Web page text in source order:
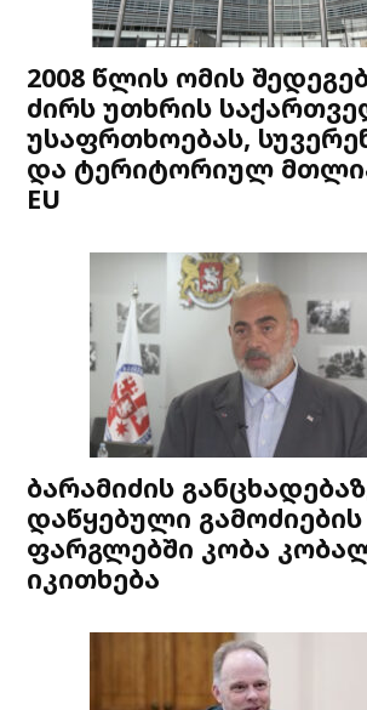
2008 წლის ომის
ძირს უთხრის
უსაფრთხოებას,
და ტერიტორიულ
EU
ბარამიძის
დაწყებული გამოძიების
ფარგლებში კობა
იკითხება